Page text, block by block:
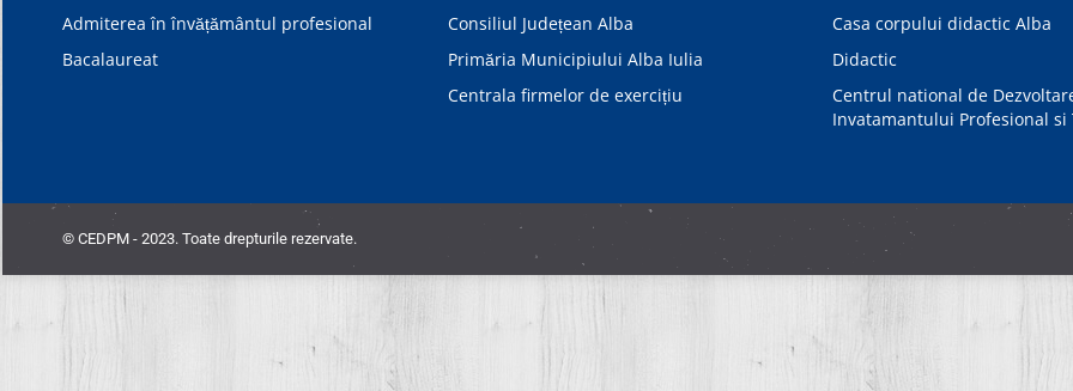
Admiterea în învățământul profesional
Bacalaureat
Consiliul Județean Alba
Primăria Municipiului Alba Iulia
Centrala firmelor de exercițiu
Casa corpului didactic Alba
Didactic
Centrul national de
Invatamantului Profesional si
© CEDPM - 2023. Toate drepturile rezervate.